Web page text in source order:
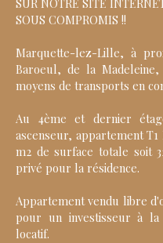
SUR NOTRE SITE
SOUS COMPROMIS !!
Marquette-lez-Lille, à
Baroeul, de la
moyens de transports en
Au 4ème et dernier
ascenseur, appartement
m2 de surface totale soit
privé pour la résidence.
Appartement vendu libre
pour un investisseur à la
locatif.